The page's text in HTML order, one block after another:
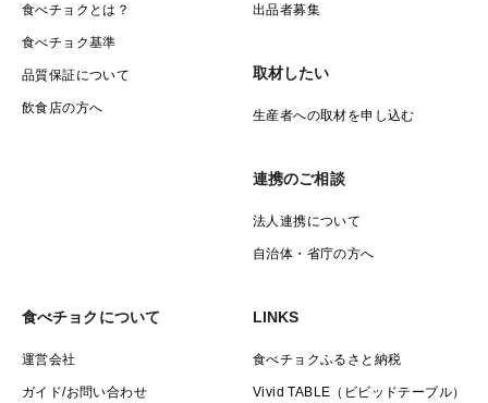
食べチョクとは？
食べチョク基準
品質保証について
飲食店の方へ
出品者募集
取材したい
生産者への取材を申し込む
連携のご相談
法人連携について
自治体・省庁の方へ
食べチョクについて
運営会社
ガイド/お問い合わせ
LINKS
食べチョクふるさと納税
Vivid TABLE（ビビッドテーブル）